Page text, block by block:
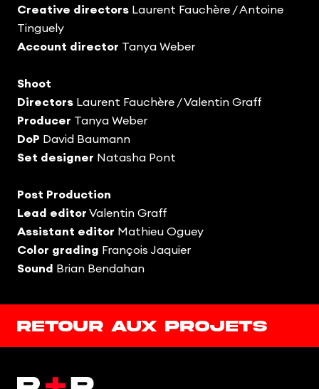
Creative directors Laurent Fauchère / Antoine
Tinguely
Account director Tanya Weber
Shoot
DirectorsLaurent Fauchère / Valentin Graff
Producer Tanya Weber
DoP David Baumann
Set designer Natasha Pont
Post Production
Lead editor Valentin Graff
Assistant editor Mathieu Oguey
Color grading François Jaquier
Sound
Brian Bendahan
Retour aux projets